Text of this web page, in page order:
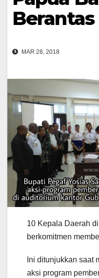
MAR 28, 2018
10 Kepala Daerah
berkomitmen
Ini ditunjukkan saat
aksi program